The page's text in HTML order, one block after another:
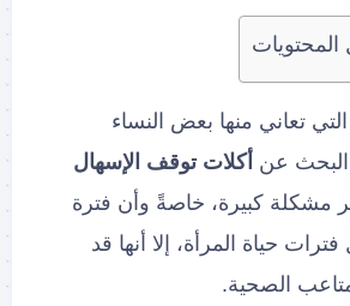
تعاني منها بعض النساء
البحث عن أكلات توقف الإسهال
مشكلة كبيرة، خاصةً وأن فترة
حياة المرأة، إلا أنها قد
الصحية.